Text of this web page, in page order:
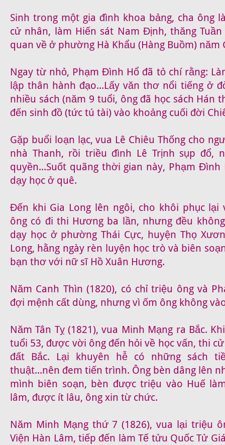
Sinh trong một gia đình khoa bảng, cha ông
cử nhân, làm Hiến sát Nam Định, thăng
quan về ở phường Hà Khẩu (Hàng Buồm) năm
Ngay từ nhỏ, Phạm Đình Hổ đã tỏ chí rằng:
lập thân hành đạo...Lấy văn thơ nổi tiếng ở
nhiều sách (năm 9 tuổi, ông đã học sách Hán
đến sinh đồ (tức tú tài) vào khoảng cuối đời
Gặp buổi loạn lạc, vua Lê Chiêu Thống cho
nhà Thanh, rồi triều đình Lê Trịnh sụp đổ,
quyền...Suốt quãng thời gian này, Phạm
dạy học ở quê.
Đến khi Gia Long lên ngôi, cho khôi phục lại
ông có đi thi Hương ba lần, nhưng đều
dạy học ở phường Thái Cực, huyện Thọ
Long, hằng ngày rèn luyện học trò và biên
bạn thơ với nữ sĩ Hồ Xuân Hương.
Năm Canh Thìn (1820), có chỉ triệu ông và
đợi mệnh cất dùng, nhưng vì ốm ông không
Năm Tân Tỵ (1821), vua Minh Mạng ra Bắc.
tuổi 53, được vời ông đến hỏi về học vấn, thi
đất Bắc. Lại khuyên hễ có những sách
thuật...nên đem tiến trình. Ông bèn dâng lên
mình biên soạn, bèn được triệu vào Huế
lâm, được ít lâu, ông xin từ chức.
Năm Minh Mạng thứ 7 (1826), vua lại triệu
Viện Hàn Lâm, tiếp đến làm Tế tửu Quốc Tử